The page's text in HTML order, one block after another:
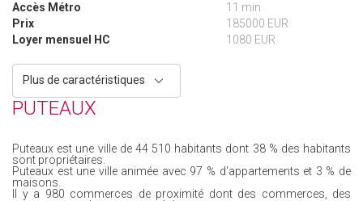
Accès Métro
11 min
Prix
185000 EUR
Loyer mensuel HC
1080 EUR
Plus de caractéristiques
PUTEAUX
Puteaux est une ville de 44 510 habitants dont 38 % des habitants
sont propriétaires.
Puteaux est une ville animée avec 97 % d'appartements et 3 % de
maisons.
Il y a 980 commerces de proximité dont des commerces, des